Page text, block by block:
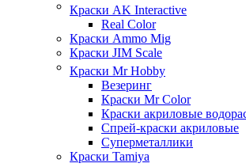
Краски AK Interactive
Real Color
Краски Ammo Mig
Краски JIM Scale
Краски Mr Hobby
Везеринг
Краски Mr Color
Краски акриловые
Спрей-краски акриловые
Суперметаллики
Краски Tamiya